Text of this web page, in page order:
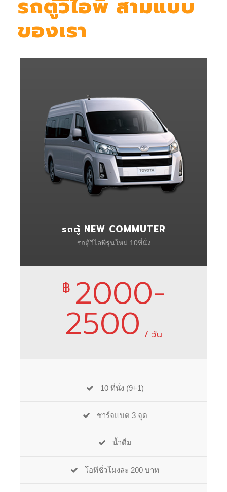
รถตู้วีไอพี สามแบบ
ของเรา
รถตู้ NEW COMMUTER
รถตู้วีไอพีรุ่นใหม่ 10ที่นั่ง
฿ 2000-
2500 / วัน
10 ที่นั่ง (9+1)
ชาร์จแบต 3 จุด
น้ำดื่ม
โอทีชั่วโมงละ 200 บาท